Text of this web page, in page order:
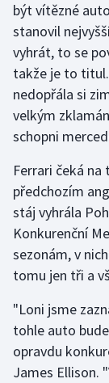
Golf
Gymnastika
Házená
Jezdectví
Judo
Krasobruslení
Lezení
Moderní
Motorsport
být vítězné
stanovil
vyhrát, to se
takže je to titul.
nedopřála si
velkým
schopni
Ferrari čeká
předchozím
stáj vyhrála
Konkurenční
sezonám, v
tomu jen tři a
"Loni jsme
tohle auto
opravdu
James Ellison.